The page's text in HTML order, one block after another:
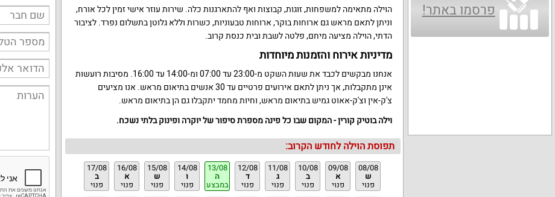
פרסמו באתר!
הוילה מתאימה למשפחות, זוגות, קבוצות ואף להתארגנות כלה. שירות עוזר אישי זמין לכל אורח,
וניתן לתאם מראש גם ארוחות בוקר, ארוחות טבעוניות, כשרות וללא גלוטן בתשלום נפרד. לציבור
הדתי, הוילה מציעה מיחם, פלטה לשבת ובית כנסת קרוב.
מדיניות אירוח והזמנות מיוחדות
אנחנו מבקשים לכבד את שעות השקט מ-23:00 עד 07:00 ומ-14:00 עד 16:00. מסיבות רועשות
אינן מתקבלות, אך ניתן לתאם אירועים פרטיים עד 30 אנשים בתיאום מראש. אנו מציעים
צ'ק-אין וצ'ק-אאוט גמיש בתיאום מראש, וחיות מחמד יתקבלו גם הן בתיאום מראש.
וילה בוטיק קורין - המקום שבו כל פינה מספרת סיפור של יוקרה ופינוק בלתי נשכח.
תפוסת הוילה לחודש הקרוב:
08/08
ש
פנוי
09/08
א
פנוי
10/08
ב
פנוי
11/08
ג
פנוי
12/08
ד
פנוי
13/08
ה
במבצע
14/08
ו
פנוי
15/08
ש
פנוי
16/08
א
פנוי
17/08
ב
פנוי